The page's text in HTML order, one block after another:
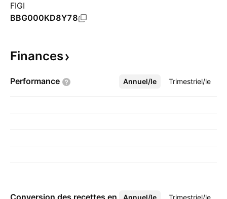
FIGI
BBG000KD8Y78
Finances
Performance Annuel/le Trimestriel/le
Plus
Conversion des recettes en
Annuel/le Trimestriel/le
Plus